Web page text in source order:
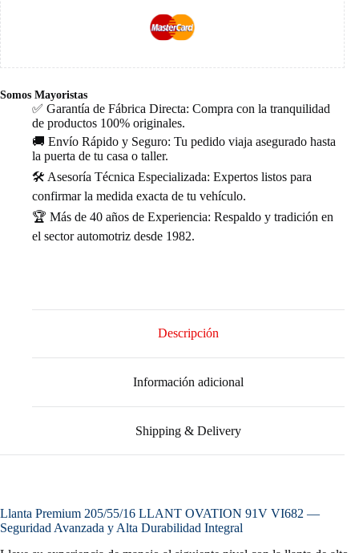
Somos Mayoristas
✅ Garantía de Fábrica Directa: Compra con la tranquilidad
de productos 100% originales.
🚚 Envío Rápido y Seguro: Tu pedido viaja asegurado hasta
la puerta de tu casa o taller.
🛠️ Asesoría Técnica Especializada: Expertos listos para
confirmar la medida exacta de tu vehículo.
🏆 Más de 40 años de Experiencia: Respaldo y tradición en
el sector automotriz desde 1982.
Descripción
Información adicional
Shipping & Delivery
Llanta Premium 205/55/16 LLANT OVATION 91V VI682 —
Seguridad Avanzada y Alta Durabilidad Integral